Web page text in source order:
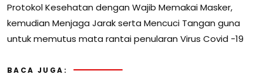
Protokol Kesehatan dengan Wajib Memakai Masker,
kemudian Menjaga Jarak serta Mencuci Tangan guna
untuk memutus mata rantai penularan Virus Covid -19
BACA JUGA: